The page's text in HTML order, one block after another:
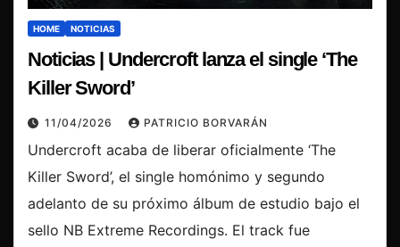
HOME NOTICIAS
Noticias | Undercroft lanza el single ‘The
Killer Sword’
11/04/2026 PATRICIO BORVARÁN
Undercroft acaba de liberar oficialmente ‘The
Killer Sword’, el single homónimo y segundo
adelanto de su próximo álbum de estudio bajo el
sello NB Extreme Recordings. El track fue